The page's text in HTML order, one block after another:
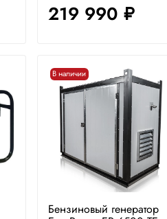
219 990 руб.
В наличии
Бензиновый генератор